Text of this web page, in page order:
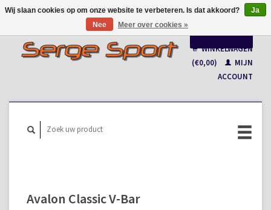
Français
WINKELWAGEN
(€0,00)
MIJN
ACCOUNT
Avalon Classic V-Bar
Wij slaan cookies op om onze website te verbeteren. Is dat akkoord?
Ja
Nee
Meer over cookies »